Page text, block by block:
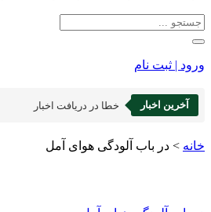
ورود | ثبت نام
آخرین اخبار خطا در دریافت اخبار
خانه > در باب آلودگی هوای آمل